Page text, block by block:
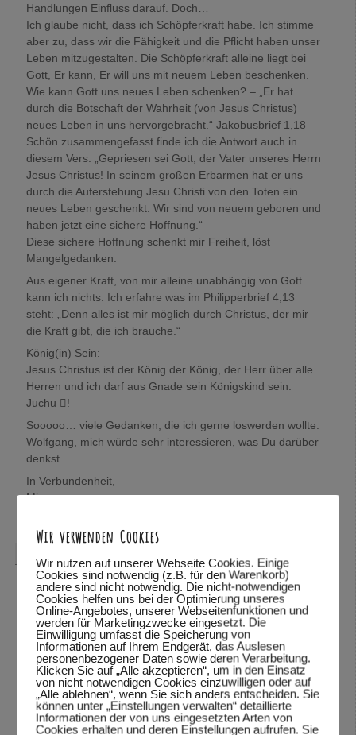
Handlungen Einfluss darauf. Doch…
Ich glaube nicht, dass ich Schöpferkraft habe. Ich stimme
aber zu, dass wir die Fähigkeit und die Pflicht haben unser
Leben mitzugestalten. Die Schöpferkraft alleine liegt bei
Gott, Er kann, Er will uns mit neuem Leben beschenken.
Wie kann Gott uns neues Leben schenken? – „Er hat
durch die Botschaft der Wahrheit (von Jesus Christus)
neues Leben in uns hervorgebracht.“ Jakobusbrief 1,18
Schön zusammengefasst finde ich die Antwort auch in
diesem Vers: „Gepriesen sei Gott, der Vater unseres Herrn
Jesus Christus! In seinem großen Erbarmen hat er uns
durch die Auferstehung Jesu Christi von den Toten ein
neues Leben geschenkt. Wir sind von neuem geboren und
haben jetzt eine sichere Hoffnung.“
Diese sichere Hoffnung schenkt mir Freiheit, löst
Mangelgedanken.
Aus eigener Kraft, von mir alleine unabhängig von Gott
kann ich nichts. Ich erfahre was im Philipperbrief 4,13
steht: „Denn alles ist mir möglich durch Christus, der mir
die Kraft gibt, die ich brauche.“
König(in) Sein:
Jesus Christus ist der König der König, der Herr über alle
Herren und ich darf aus Gnade sein Königskind sein.
Juchu !
Sooooo… viele Gedanken, die ich gerne loswerden wollte.
Wolfgang, mich würde sehr interessieren, was Du darüber
denkst.
In Verbundenheit,
Mira
Hallo Mira,
vielen Dank für das mitteilen deiner Gedanken. Schön,
dass du so viele Bibelstellen zitieren kannst und mit uns
teilst.
Was ich über deine Gedanken denke? Ich habe deine
Worte und deine Wahrheit gelesen und kann sie so stehen
lassen. Vieles was du beschreibst, kann ich fühlen.
Es freut mich sehr, dass du dich von Gott beschenkt,
Wir verwenden Cookies
Wir nutzen auf unserer Webseite Cookies. Einige
Cookies sind notwendig (z.B. für den Warenkorb)
andere sind nicht notwendig. Die nicht-notwendigen
Cookies helfen uns bei der Optimierung unseres
Online-Angebotes, unserer Webseitenfunktionen und
werden für Marketingzwecke eingesetzt. Die
Einwilligung umfasst die Speicherung von
Informationen auf Ihrem Endgerät, das Auslesen
personenbezogener Daten sowie deren Verarbeitung.
Klicken Sie auf „Alle akzeptieren“, um in den Einsatz
von nicht notwendigen Cookies einzuwilligen oder auf
„Alle ablehnen“, wenn Sie sich anders entscheiden. Sie
können unter „Einstellungen verwalten“ detaillierte
Informationen der von uns eingesetzten Arten von
Cookies erhalten und deren Einstellungen aufrufen. Sie